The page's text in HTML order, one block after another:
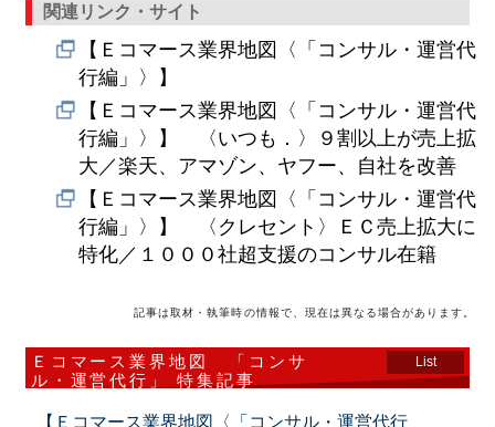
関連リンク・サイト
【Ｅコマース業界地図〈「コンサル・運営代
行編」〉】
【Ｅコマース業界地図〈「コンサル・運営代
行編」〉】 〈いつも．〉９割以上が売上拡
大／楽天、アマゾン、ヤフー、自社を改善
【Ｅコマース業界地図〈「コンサル・運営代
行編」〉】 〈クレセント〉ＥＣ売上拡大に
特化／１０００社超支援のコンサル在籍
記事は取材・執筆時の情報で、現在は異なる場合があります。
Ｅコマース業界地図 「コンサ
ル・運営代行」 特集記事
List
【Ｅコマース業界地図〈「コンサル・運営代行